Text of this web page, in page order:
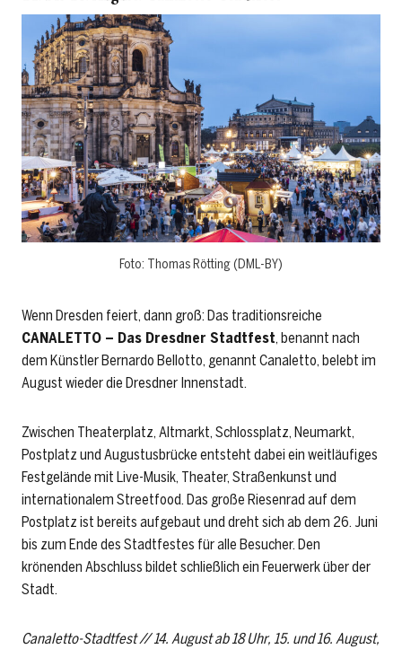
Foto: Thomas Rötting (DML-BY)
Wenn Dresden feiert, dann groß: Das traditionsreiche
CANALETTO – Das Dresdner Stadtfest, benannt nach
dem Künstler Bernardo Bellotto, genannt Canaletto, belebt im
August wieder die Dresdner Innenstadt.
Zwischen Theaterplatz, Altmarkt, Schlossplatz, Neumarkt,
Postplatz und Augustusbrücke entsteht dabei ein weitläufiges
Festgelände mit Live-Musik, Theater, Straßenkunst und
internationalem Streetfood. Das große Riesenrad auf dem
Postplatz ist bereits aufgebaut und dreht sich ab dem 26. Juni
bis zum Ende des Stadtfestes für alle Besucher. Den
krönenden Abschluss bildet schließlich ein Feuerwerk über der
Stadt.
Canaletto-Stadtfest // 14. August ab 18 Uhr, 15. und 16. August,